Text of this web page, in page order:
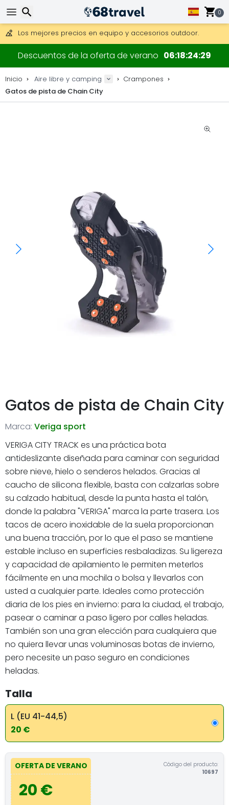
0
Envío DHL 1 día disponible.
30 días para devoluciones, 90 días para mapas de madera
Los mejores precios en equipo y accesorios outdoor.
Descuentos de la oferta de verano 06 18 24 28
Inicio Aire libre y camping
Crampones
Gatos de pista de Chain City
Gatos de pista de Chain City
Marca: Veriga sport
VERIGA CITY TRACK es una práctica bota
antideslizante diseñada para caminar con seguridad
sobre nieve, hielo o senderos helados. Gracias al
caucho de silicona flexible, basta con calzarlas sobre
su calzado habitual, desde la punta hasta el talón,
donde la palabra "VERIGA" marca la parte trasera. Los
tacos de acero inoxidable de la suela proporcionan
una buena tracción, por lo que el paso se mantiene
estable incluso en superficies resbaladizas. Su ligereza
y capacidad de apilamiento le permiten meterlos
fácilmente en una mochila o bolsa y llevarlos con
usted a cualquier parte. Ideales como protección
diaria de los pies en invierno: para la ciudad, el trabajo,
pasear o caminar a paso ligero por calles heladas.
También son una gran elección para cualquiera que
no quiera llevar unas voluminosas botas de invierno,
pero necesite un paso seguro en condiciones
heladas.
Talla
L (EU 41-44,5)
20 €
OFERTA DE VERANO
20 €
Código del producto:
10697
Buscar